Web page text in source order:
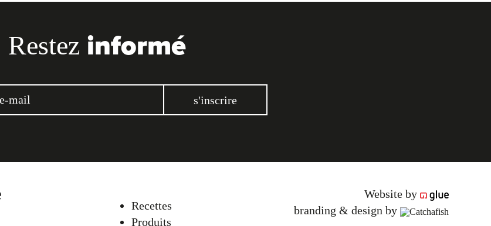
Restez informé
s'inscrire
Recettes
Produits
Website by
branding & design by